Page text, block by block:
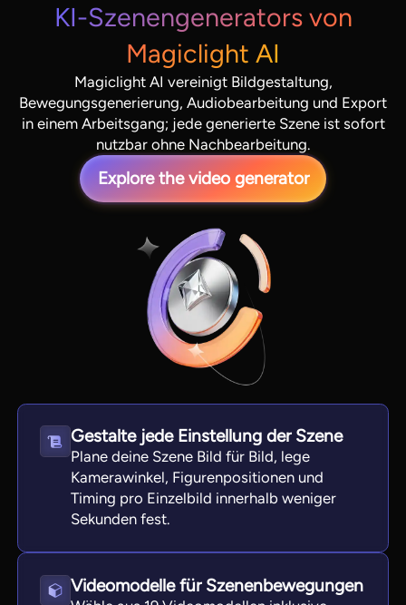
KI-Szenengenerators von
Magiclight AI
Magiclight AI vereinigt Bildgestaltung,
Bewegungsgenerierung, Audiobearbeitung und Export
in einem Arbeitsgang; jede generierte Szene ist sofort
nutzbar ohne Nachbearbeitung.
Explore the video generator
Gestalte jede Einstellung der Szene
Plane deine Szene Bild für Bild, lege
Kamerawinkel, Figurenpositionen und
Timing pro Einzelbild innerhalb weniger
Sekunden fest.
Videomodelle für Szenenbewegungen